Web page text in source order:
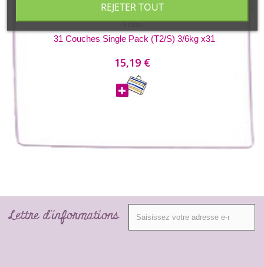
Tidoo
31 Couches Single Pack (T2/S) 3/6kg x31
15,19 €
REJETER TOUT
Lettre d'informations